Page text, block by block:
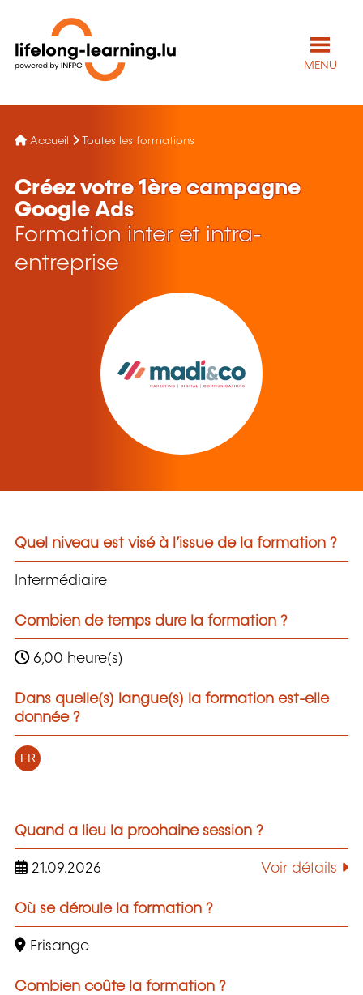
MENU
Accueil Toutes les formations
Créez votre 1ère campagne
Google Ads
Formation inter et intra-
entreprise
Quel niveau est visé à l’issue de la formation ?
Intermédiaire
Combien de temps dure la formation ?
6,00 heure(s)
Dans quelle(s) langue(s) la formation est-elle
donnée ?
FR
Quand a lieu la prochaine session ?
21.09.2026 Voir détails
Où se déroule la formation ?
Frisange
Combien coûte la formation ?